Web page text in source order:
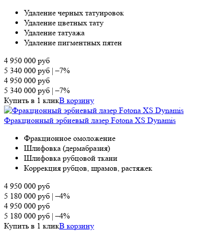
Удаление черных татуировок
Удаление цветных тату
Удаление татуажа
Удаление пигментных пятен
4 950 000 руб
5 340 000 руб |–7%
4 950 000 руб
5 340 000 руб |–7%
Купить в 1 кликВ корзину
Фракционный эрбиевый лазер Fotona XS Dynamis
Фракционное омоложение
Шлифовка (дермабразия)
Шлифовка рубцовой ткани
Коррекция рубцов, шрамов, растяжек
4 950 000 руб
5 180 000 руб |–4%
4 950 000 руб
5 180 000 руб |–4%
Купить в 1 кликВ корзину